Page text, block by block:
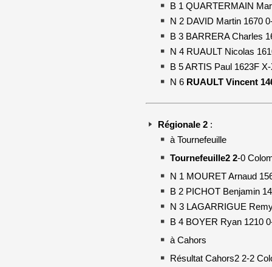
B 1 QUARTERMAIN
N 2 DAVID Martin 1670
B 3 BARRERA Charles
N 4 RUAULT Nicolas
B 5 ARTIS Paul 1623F
N 6 RUAULT Vincent
Régionale 2 :
à Tournefeuille
Tournefeuille2 2-0
N 1 MOURET Arnaud
B 2 PICHOT Benjamin
N 3 LAGARRIGUE
B 4 BOYER Ryan 1210
à Cahors
Résultat Cahors2 2-2